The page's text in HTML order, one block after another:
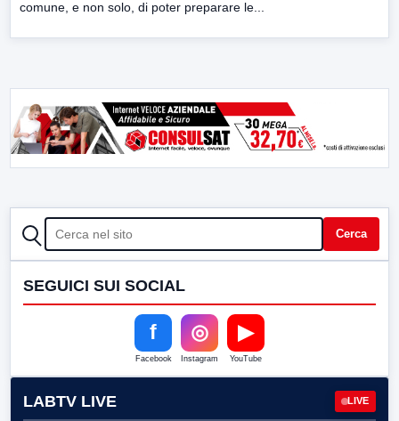
comune, e non solo, di poter preparare le...
CERCA Cerca
SEGUICI SUI SOCIAL
f
Facebook
◎
Instagram
▶
YouTube
LABTV LIVE LIVE